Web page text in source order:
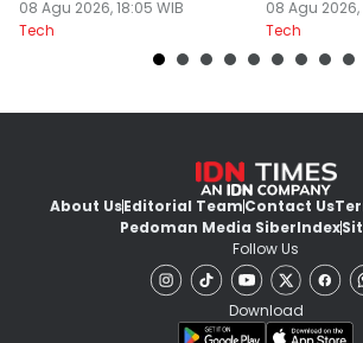
08 Agu 2026, 18:05 WIB
Tech
08 Agu 2026,
Tech
About UsEditorial TeamContact Us
Pedoman Media SiberIndex
Follow Us
Download